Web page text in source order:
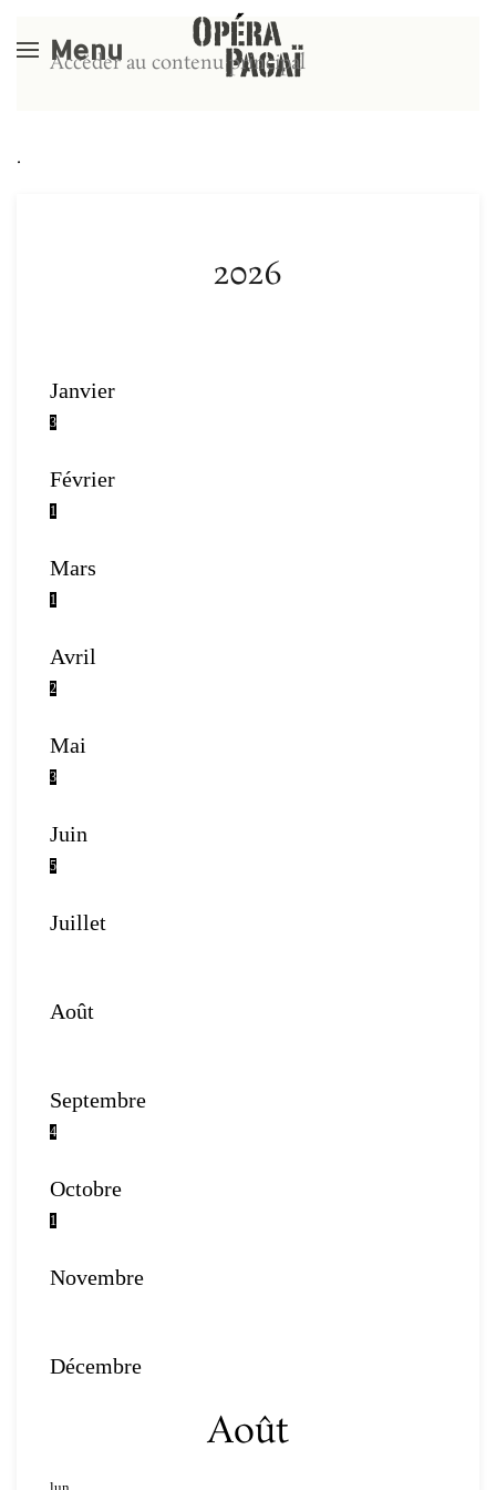
Accéder au contenu principal
Menu
.
2026
Janvier
3
Février
1
Mars
1
Avril
2
Mai
3
Juin
5
Juillet
Août
Septembre
4
Octobre
1
Novembre
Décembre
Août